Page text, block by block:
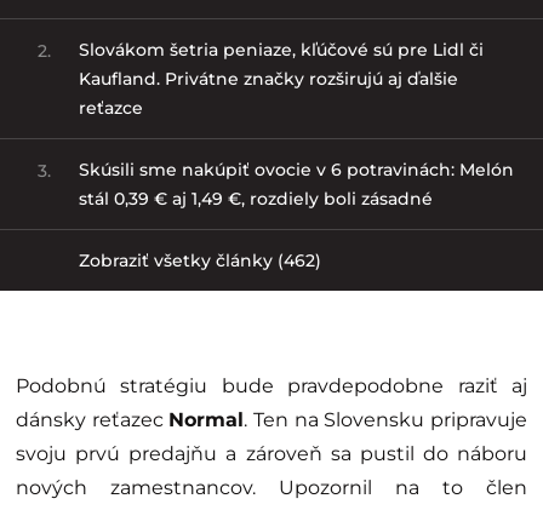
2.
Slovákom šetria peniaze, kľúčové sú pre Lidl či
Kaufland. Privátne značky rozširujú aj ďalšie
reťazce
3.
Skúsili sme nakúpiť ovocie v 6 potravinách: Melón
stál 0,39 € aj 1,49 €, rozdiely boli zásadné
Zobraziť všetky články (462)
Podobnú stratégiu bude pravdepodobne raziť aj
dánsky reťazec Normal. Ten na Slovensku pripravuje
svoju prvú predajňu a zároveň sa pustil do náboru
nových zamestnancov. Upozornil na to člen